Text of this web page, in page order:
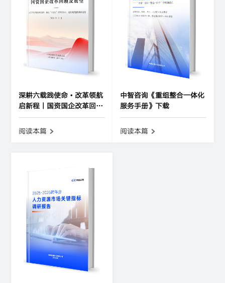
深耕六载践使命・改革领航
启新程丨国资国企改革回顾
及展望
阅读本篇
中智咨询《重组整合一体化
服务手册》下载
阅读本篇